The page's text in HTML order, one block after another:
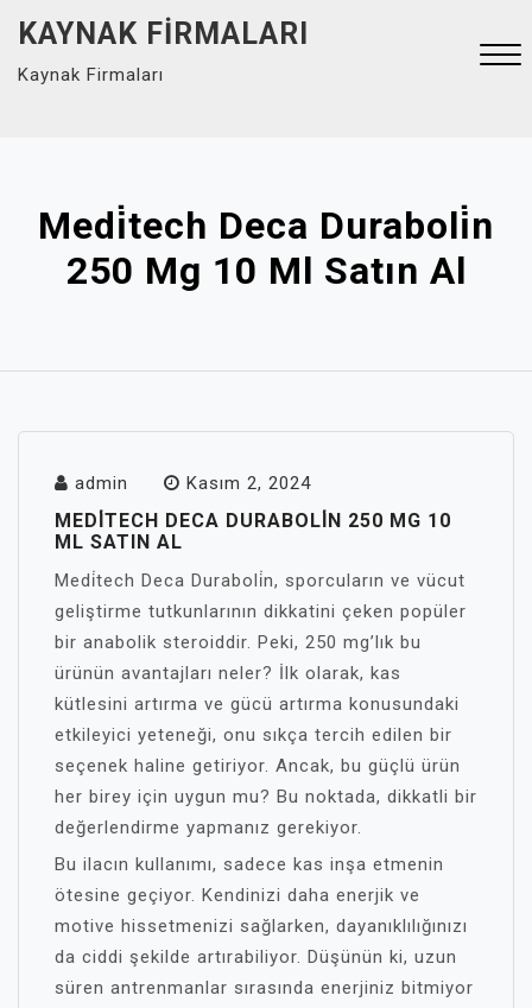
content
KAYNAK FIRMALARI
Kaynak Firmaları
Medi̇tech Deca Duraboli̇n
250 Mg 10 Ml Satın Al
admin Kasım 2, 2024
MEDİTECH DECA DURABOLİN 250 MG 10
ML SATIN AL
Medi̇tech Deca Duraboli̇n, sporcuların ve vücut
geliştirme tutkunlarının dikkatini çeken popüler
bir anabolik steroiddir. Peki, 250 mg’lık bu
ürünün avantajları neler? İlk olarak, kas
kütlesini artırma ve gücü artırma konusundaki
etkileyici yeteneği, onu sıkça tercih edilen bir
seçenek haline getiriyor. Ancak, bu güçlü ürün
her birey için uygun mu? Bu noktada, dikkatli bir
değerlendirme yapmanız gerekiyor.
Bu ilacın kullanımı, sadece kas inşa etmenin
ötesine geçiyor. Kendinizi daha enerjik ve
motive hissetmenizi sağlarken, dayanıklılığınızı
da ciddi şekilde artırabiliyor. Düşünün ki, uzun
süren antrenmanlar sırasında enerjiniz bitmiyor